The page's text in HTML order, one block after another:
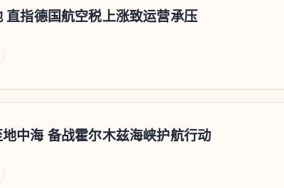
直指德国航空税上涨致运营承压
中海 备战霍尔木兹海峡护航行动